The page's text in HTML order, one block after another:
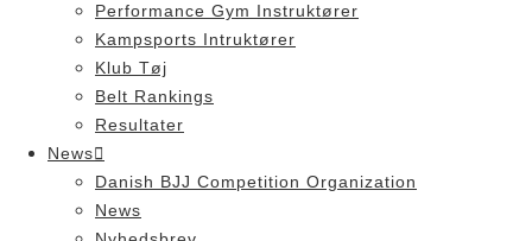
Performance Gym Instruktører
Kampsports Intruktører
Klub Tøj
Belt Rankings
Resultater
News
Danish BJJ Competition Organization
News